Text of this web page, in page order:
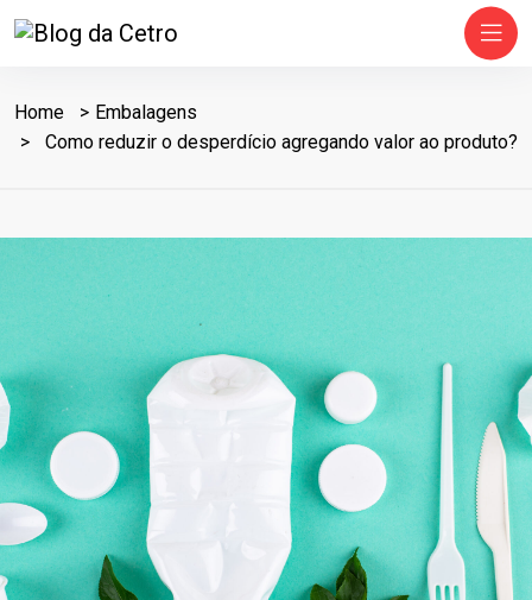
Home
Embalagens
Como reduzir o desperdício agregando valor ao produto?